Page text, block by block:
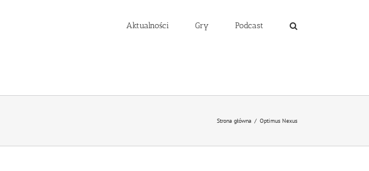
Aktualności Gry Podcast
Strona główna / Optimus Nexus